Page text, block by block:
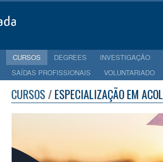
CURSOS DEGREES INVESTIGAÇÃO
SAÍDAS PROFISSIONAIS VOLUNTARIADO
CURSOS/ESPECIALIZAÇÃO EM